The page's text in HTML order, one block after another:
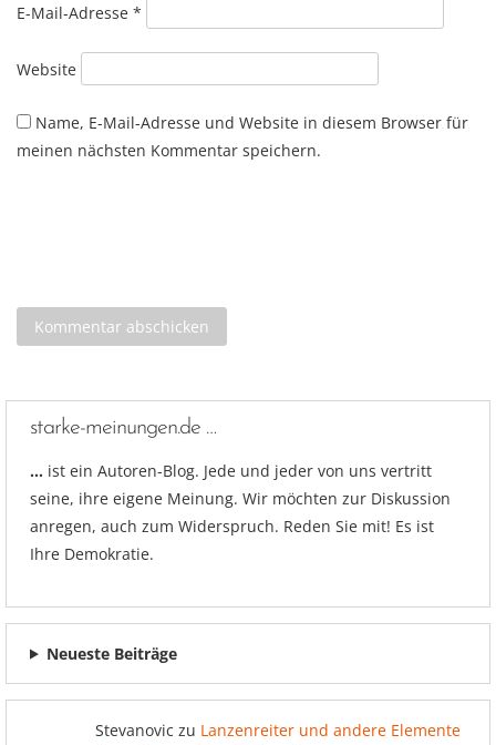
E-Mail-Adresse *
Website
Name, E-Mail-Adresse und Website in diesem Browser für
meinen nächsten Kommentar speichern.
starke-meinungen.de …
… ist ein Autoren-Blog. Jede und jeder von uns vertritt
seine, ihre eigene Meinung. Wir möchten zur Diskussion
anregen, auch zum Widerspruch. Reden Sie mit! Es ist
Ihre Demokratie.
Neueste Beiträge
Stevanovic zu Lanzenreiter und andere Elemente